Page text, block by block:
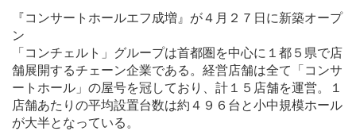
『コンサートホールエフ成増』が４月２７日に新築オープ
ン
「コンチェルト」グループは首都圏を中心に１都５県で店
舗展開するチェーン企業である。経営店舗は全て「コンサ
ートホール」の屋号を冠しており、計１５店舗を運営。１
店舗あたりの平均設置台数は約４９６台と小中規模ホール
が大半となっている。